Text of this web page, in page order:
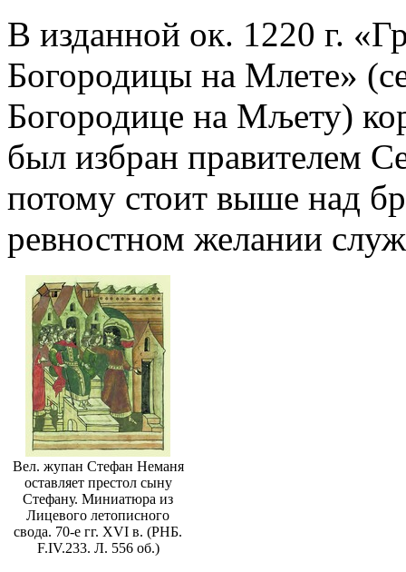
В изданной ок. 1220 г.
Богородицы на Млете»
Богородице на Мљету)
был избран правителем
потому стоит выше над
ревностном желании
Вел. жупан Стефан Неманя
оставляет престол сыну
Стефану. Миниатюра из
Лицевого летописного
свода. 70-е гг. XVI в. (РНБ.
F.IV.233. Л. 556 об.)